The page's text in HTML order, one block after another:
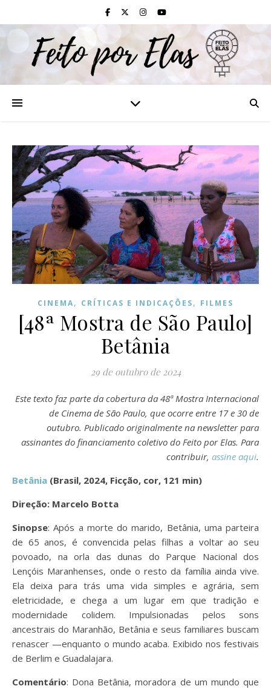
CINEMA, CRÍTICAS E INDICAÇÕES, FILMES
[48ª Mostra de São Paulo]
Betânia
29 de outubro de 2024
Este texto faz parte da cobertura da 48ª Mostra Internacional
de Cinema de São Paulo, que ocorre entre 17 e 30 de
outubro. Publicado originalmente na newsletter para
assinantes do financiamento coletivo do Feito por Elas. Para
contribuir, assine aqui.
Betânia (Brasil, 2024, Ficção, cor, 121 min)
Direção: Marcelo Botta
Sinopse: Após a morte do marido, Betânia, uma parteira
de 65 anos, é convencida pelas filhas a voltar ao seu
povoado, na orla das dunas do Parque Nacional dos
Lençóis Maranhenses, onde o resto da família ainda vive.
Ela deixa para trás uma vida simples e agrária, sem
eletricidade, e chega a um lugar em que tradição e
modernidade colidem. Impulsionadas pelos sons
ancestrais do Maranhão, Betânia e seus familiares buscam
renascer —enquanto o mundo acaba. Exibido nos festivais
de Berlim e Guadalajara.
Comentário: Dona Betânia, moradora de um mundo que